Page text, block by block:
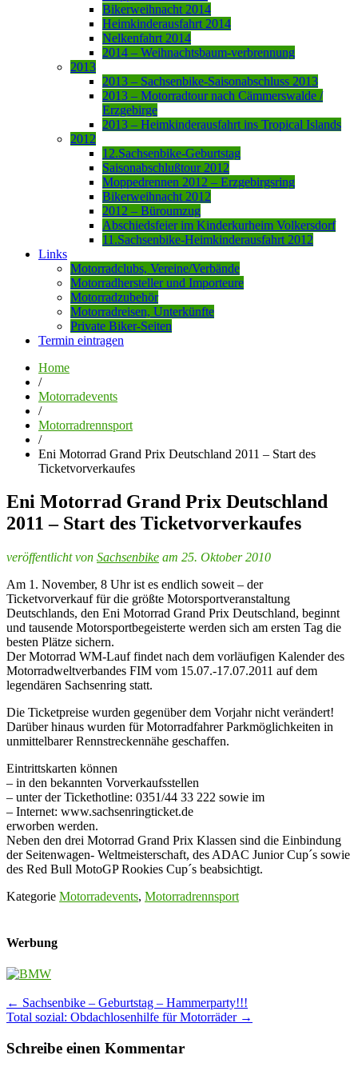
Bikerweihnacht 2014
Heimkinderausfahrt 2014
Nelkenfahrt 2014
2014 – Weihnachtsbaum-verbrennung
2013
2013 – Sachsenbike-Saisonabschluss 2013
2013 – Motorradtour nach Cämmerswalde /
Erzgebirge
2013 – Heimkinderausfahrt ins Tropical Islands
2012
12.Sachsenbike-Geburtstag
Saisonabschlußtour 2012
Moppedrennen 2012 – Erzgebirgsring
Bikerweihnacht 2012
2012 – Büroumzug
Abschiedsfeier im Kinderkurheim Volkersdorf
11.Sachsenbike-Heimkinderausfahrt 2012
Links
Motorradclubs, Vereine/Verbände
Motorradhersteller und Importeure
Motorradzubehör
Motorradreisen, Unterkünfte
Private Biker-Seiten
Termin eintragen
Home
/
Motorradevents
/
Motorradrennsport
/
Eni Motorrad Grand Prix Deutschland 2011 – Start des
Ticketvorverkaufes
Eni Motorrad Grand Prix Deutschland
2011 – Start des Ticketvorverkaufes
veröffentlicht von Sachsenbike am 25. Oktober 2010
Am 1. November, 8 Uhr ist es endlich soweit – der
Ticketvorverkauf für die größte Motorsportveranstaltung
Deutschlands, den Eni Motorrad Grand Prix Deutschland, beginnt
und tausende Motorsportbegeisterte werden sich am ersten Tag die
besten Plätze sichern.
Der Motorrad WM-Lauf findet nach dem vorläufigen Kalender des
Motorradweltverbandes FIM vom 15.07.-17.07.2011 auf dem
legendären Sachsenring statt.
Die Ticketpreise wurden gegenüber dem Vorjahr nicht verändert!
Darüber hinaus wurden für Motorradfahrer Parkmöglichkeiten in
unmittelbarer Rennstreckennähe geschaffen.
Eintrittskarten können
– in den bekannten Vorverkaufsstellen
– unter der Tickethotline: 0351/44 33 222 sowie im
– Internet: www.sachsenringticket.de
erworben werden.
Neben den drei Motorrad Grand Prix Klassen sind die Einbindung
der Seitenwagen- Weltmeisterschaft, des ADAC Junior Cup´s sowie
des Red Bull MotoGP Rookies Cup´s beabsichtigt.
Kategorie Motorradevents, Motorradrennsport
Werbung
Post
navigation
← Sachsenbike – Geburtstag – Hammerparty!!!
Total sozial: Obdachlosenhilfe für Motorräder →
Schreibe einen Kommentar